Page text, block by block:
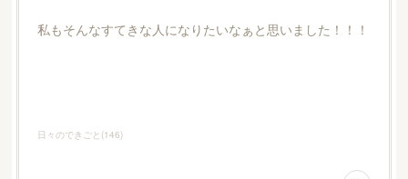
私もそんなすてきな人になりたいなぁと思いました！！！
日々のできごと (146)